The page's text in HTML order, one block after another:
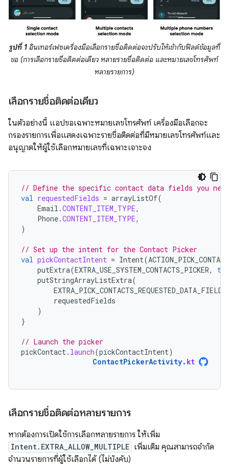
รูปที่ 1อินเทอร์เฟซเครื่องมือเลือกรายชื่อติดต่อจะปรับให้เข้ากับฟิลด์ข้อมูลที่
ขอ (การเลือกรายชื่อติดต่อเดียว หลายรายชื่อติดต่อ และหมายเลขโทรศัพท์
หลายรายการ)
เลือกรายชื่อติดต่อเดียว
ในตัวอย่างนี้ แอปขอเฉพาะหมายเลขโทรศัพท์ เครื่องมือเลือกจะ
กรองรายการเพื่อแสดงเฉพาะรายชื่อติดต่อที่มีหมายเลขโทรศัพท์และ
อนุญาตให้ผู้ใช้เลือกหมายเลขที่เฉพาะเจาะจง
// Define the specific contact data fields you need
val requestedFields = arrayListOf(
Email .CONTENT_ITEM_TYPE,
Phone.CONTENT_ITEM_TYPE,
)
// Set up the intent for the Contact Picker
val pickContactIntent = Intent(
putExtra(EXTRA_USE_SYSTEM_CONTACTS_PICKER,
putStringArrayListExtra(
EXTRA_PICK_CONTACTS_REQUESTED_DATA_FIELDS
requestedFields
)
}
// Launch the picker
pickContact. launch(pickContactIntent)
ContactPickerActivity. kt
เลือกรายชื่อติดต่อหลายรายการ
หากต้องการเปิดใช้การเลือกหลายรายการ ให้เพิ่ม
Intent.EXTRA_ALLOW_MULTIPLE เพิ่มเติม คุณสามารถจำกัด
จำนวนรายการที่ผู้ใช้เลือกได้ (ไม่บังคับ)